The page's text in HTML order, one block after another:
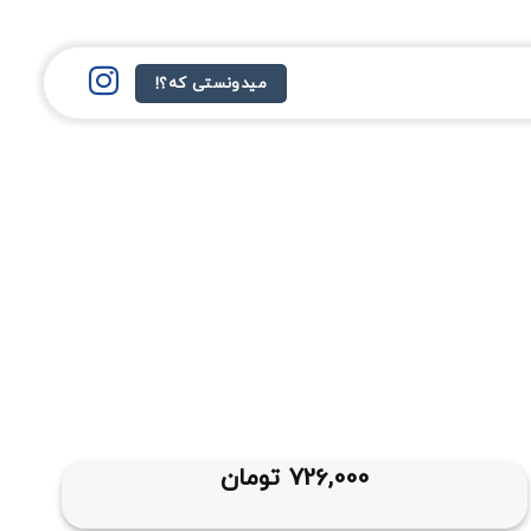
میدونستی که؟!
726,000 تومان